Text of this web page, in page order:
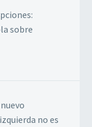
sobre
no es